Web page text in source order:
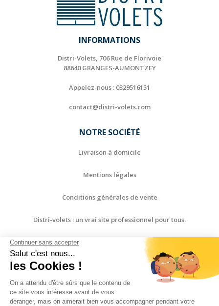
INFORMATIONS
Distri-Volets, 706 Rue de Florivoie
88640 GRANGES-AUMONTZEY
Appelez-nous : 0329516151
contact@distri-volets.com
NOTRE SOCIÉTÉ
Livraison à domicile
Mentions légales
Conditions générales de vente
Distri-volets : un vrai site professionnel pour tous.
Plan du site